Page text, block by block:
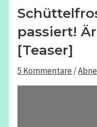
passiert!
[Teaser]
5 Kommentare /